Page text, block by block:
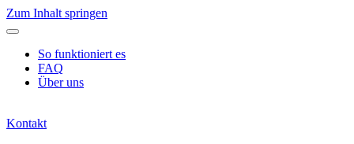
Zum Inhalt springen
So funktioniert es
FAQ
Über uns
Kontakt